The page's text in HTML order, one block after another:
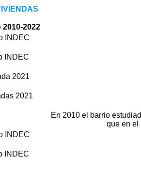
2022
INDEC
INDEC
2021
2021
En 2010 el barrio
que en el
INDEC
INDEC